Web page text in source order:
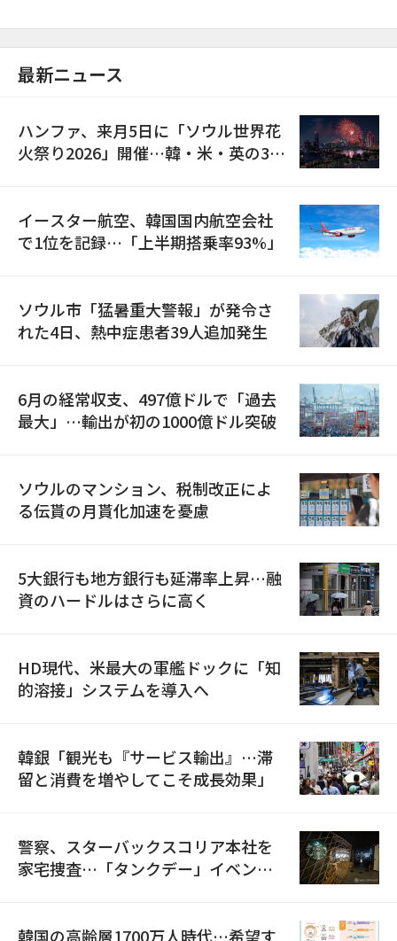
最新ニュース
ハンファ、来月5日に「ソウル世界花
火祭り2026」開催…韓・米・英の3カ
イースター航空、韓国国内航空会社
で1位を記録…「上半期搭乗率93%」
ソウル市「猛暑重大警報」が発令さ
れた4日、熱中症患者39人追加発生
6月の経常収支、497億ドルで「過去
最大」…輸出が初の1000億ドル突破
ソウルのマンション、税制改正によ
る伝貰の月貰化加速を憂慮
5大銀行も地方銀行も延滞率上昇…融
資のハードルはさらに高く
HD現代、米最大の軍艦ドックに「知
的溶接」システムを導入へ
韓銀「観光も『サービス輸出』…滞
留と消費を増やしてこそ成長効果」
警察、スターバックスコリア本社を
家宅捜査…「タンクデー」イベント
韓国の高齢層1700万人時代…希望す